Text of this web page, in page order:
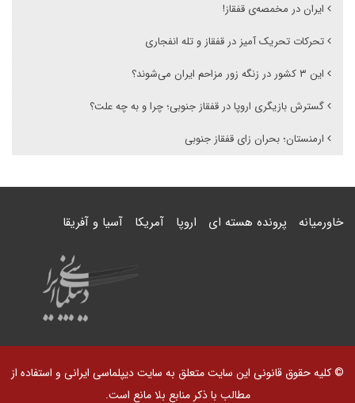
ایران در مخمصەی قفقاز!
تحرکات تحریک آمیز در قفقاز و تله انفجاری
این ۳ کشور در زنگه زور مزاحم ایران می‌شوند؟
گسترش بازیگری اروپا در قفقاز جنوبی؛ چرا و به چه علت؟
ارمنستان؛ بحران زای قفقاز جنوبی
خاورمیانه پرونده هسته ای اروپا آمریکا آسیا و آفریقا
© کلیه حقوق قانونی این سایت متعلق به سایت دیپلماسی ایرانی و استفاده از
مطالب با ذکر منابع بلا مانع است.